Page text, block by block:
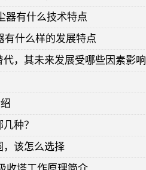
器有什么技术特点
有什么样的发展特点
，其未来发展受哪些因素影响
种？
，该怎么选择